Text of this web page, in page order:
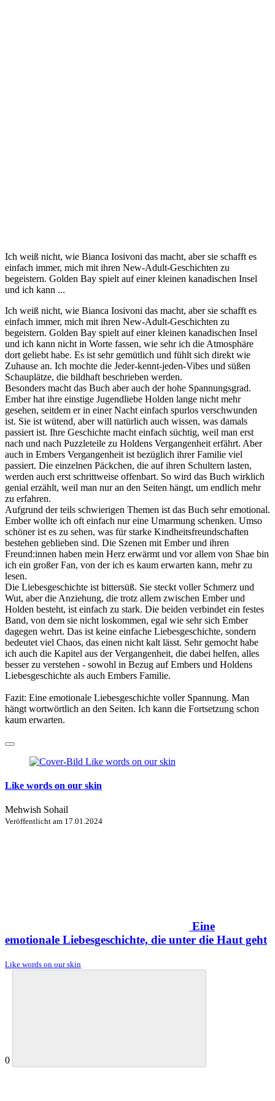
Ich weiß nicht, wie Bianca Iosivoni das macht, aber sie schafft es
einfach immer, mich mit ihren New-Adult-Geschichten zu
begeistern. Golden Bay spielt auf einer kleinen kanadischen Insel
und ich kann ...
Ich weiß nicht, wie Bianca Iosivoni das macht, aber sie schafft es
einfach immer, mich mit ihren New-Adult-Geschichten zu
begeistern. Golden Bay spielt auf einer kleinen kanadischen Insel
und ich kann nicht in Worte fassen, wie sehr ich die Atmosphäre
dort geliebt habe. Es ist sehr gemütlich und fühlt sich direkt wie
Zuhause an. Ich mochte die Jeder-kennt-jeden-Vibes und süßen
Schauplätze, die bildhaft beschrieben werden.
Besonders macht das Buch aber auch der hohe Spannungsgrad.
Ember hat ihre einstige Jugendliebe Holden lange nicht mehr
gesehen, seitdem er in einer Nacht einfach spurlos verschwunden
ist. Sie ist wütend, aber will natürlich auch wissen, was damals
passiert ist. Ihre Geschichte macht einfach süchtig, weil man erst
nach und nach Puzzleteile zu Holdens Vergangenheit erfährt. Aber
auch in Embers Vergangenheit ist bezüglich ihrer Familie viel
passiert. Die einzelnen Päckchen, die auf ihren Schultern lasten,
werden auch erst schrittweise offenbart. So wird das Buch wirklich
genial erzählt, weil man nur an den Seiten hängt, um endlich mehr
zu erfahren.
Aufgrund der teils schwierigen Themen ist das Buch sehr emotional.
Ember wollte ich oft einfach nur eine Umarmung schenken. Umso
schöner ist es zu sehen, was für starke Kindheitsfreundschaften
bestehen geblieben sind. Die Szenen mit Ember und ihren
Freund:innen haben mein Herz erwärmt und vor allem von Shae bin
ich ein großer Fan, von der ich es kaum erwarten kann, mehr zu
lesen.
Die Liebesgeschichte ist bittersüß. Sie steckt voller Schmerz und
Wut, aber die Anziehung, die trotz allem zwischen Ember und
Holden besteht, ist einfach zu stark. Die beiden verbindet ein festes
Band, von dem sie nicht loskommen, egal wie sehr sich Ember
dagegen wehrt. Das ist keine einfache Liebesgeschichte, sondern
bedeutet viel Chaos, das einen nicht kalt lässt. Sehr gemocht habe
ich auch die Kapitel aus der Vergangenheit, die dabei helfen, alles
besser zu verstehen - sowohl in Bezug auf Embers und Holdens
Liebesgeschichte als auch Embers Familie.
Fazit: Eine emotionale Liebesgeschichte voller Spannung. Man
hängt wortwörtlich an den Seiten. Ich kann die Fortsetzung schon
kaum erwarten.
Like words on our skin
Mehwish Sohail
Veröffentlicht am 17.01.2024
Eine
emotionale Liebesgeschichte, die unter die Haut geht
Like words on our skin
0